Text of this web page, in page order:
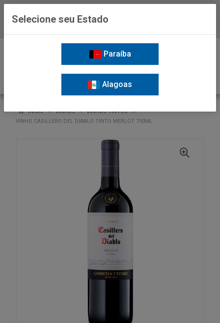
INÍCIO VINHOS
VINHOS TINTOS
VINHO CASILLERO DEL DIABLO TINTO MERLOT 750ML
Selecione seu Estado
Paraíba
Alagoas